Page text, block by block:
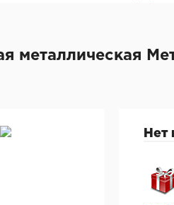
металлическая
Нет